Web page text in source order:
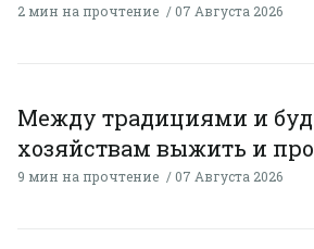
2 мин на прочтение 07 Августа 2026
Между традициями и
хозяйствам выжить и
9 мин на прочтение 07 Августа 2026